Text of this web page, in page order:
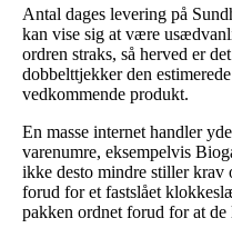
Antal dages levering på
kan vise sig at være
ordren straks, så herved er
dobbelttjekker den
vedkommende produkt.
En masse internet handler
varenumre, eksempelvis
ikke desto mindre stiller krav
forud for et fastslået
pakken ordnet forud for at